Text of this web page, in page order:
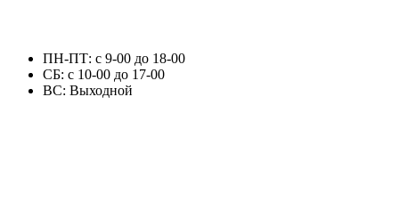
ПН-ПТ: с 9-00 до 18-00
СБ: с 10-00 до 17-00
ВС: Выходной